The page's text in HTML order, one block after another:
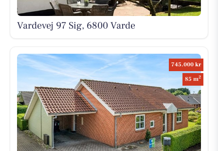
Vardevej 97 Sig, 6800 Varde
745.000 kr
85 m2